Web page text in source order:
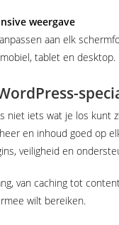
weergave
aan elk
tablet en desktop.
niet iets wat je los kunt
en inhoud goed op
veiligheid en
van caching tot
wilt bereiken.